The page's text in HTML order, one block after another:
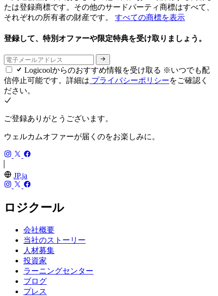
たは登録商標です。その他のサードパーティ商標はすべて、
それぞれの所有者の財産です。 すべての商標を表示
登録して、特別オファーや限定特典を受け取りましょう。
Logicoolからのおすすめ情報を受け取る ※いつでも配
信停止可能です。詳細は プライバシーポリシーをご確認く
ださい。
ご登録ありがとうございます。
ウェルカムオファーが届くのをお楽しみに。
JP,ja
ロジクール
会社概要
当社のストーリー
人材募集
投資家
ラーニングセンター
ブログ
プレス